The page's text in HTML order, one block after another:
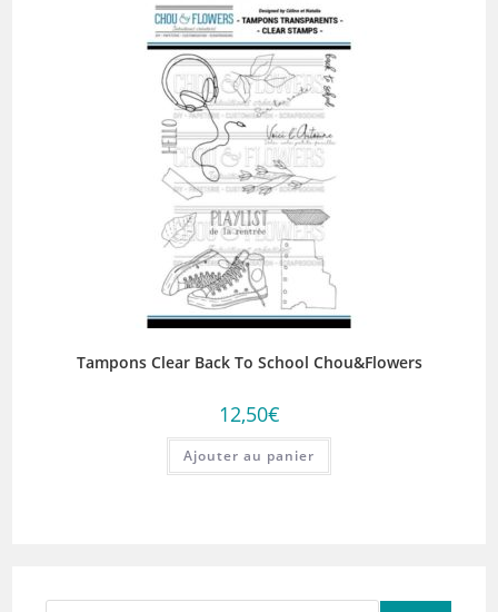
Tampons Clear Back To School Chou&Flowers
12,50€
Ajouter au panier